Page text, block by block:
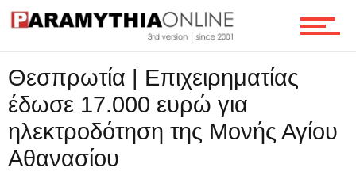
Ροή
Επικοινωνία
Θεσπρωτία | Επιχειρηματίας
έδωσε 17.000 ευρώ για
ηλεκτροδότηση της Μονής Αγίου
Αθανασίου